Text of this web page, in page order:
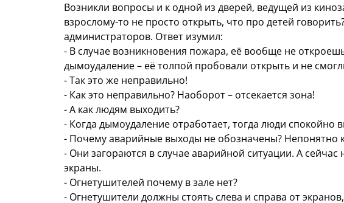
Возникли вопросы и к одной из дверей, ведущей из
взрослому-то не просто открыть, что про детей
администраторов. Ответ изумил:
- В случае возникновения пожара, её вообще не
дымоудаление – её толпой пробовали открыть и не
- Так это же неправильно!
- Как это неправильно? Наоборот – отсекается зона!
- А как людям выходить?
- Когда дымоудаление отработает, тогда люди спокойно
- Почему аварийные выходы не обозначены? Непонятно
- Они загораются в случае аварийной ситуации. А
экраны.
- Огнетушителей почему в зале нет?
- Огнетушители должны стоять слева и справа от